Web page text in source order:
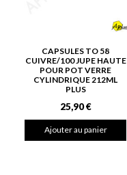
CAPSULES TO 58
CUIVRE/100 JUPE HAUTE
POUR POT VERRE
CYLINDRIQUE 212ML
PLUS
25,90 €
Ajouter au panier